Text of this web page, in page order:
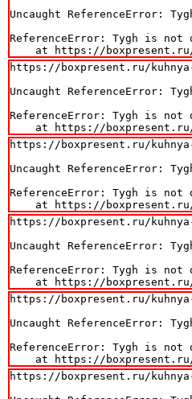
Uncaught ReferenceError:
ReferenceError: Tygh is not
at https://
https://boxpresent.ru/
Uncaught ReferenceError:
ReferenceError: Tygh is not
at https://
https://boxpresent.ru/
Uncaught ReferenceError:
ReferenceError: Tygh is not
at https://
https://boxpresent.ru/
Uncaught ReferenceError:
ReferenceError: Tygh is not
at https://
https://boxpresent.ru/
Uncaught ReferenceError:
ReferenceError: Tygh is not
at https://
https://boxpresent.ru/